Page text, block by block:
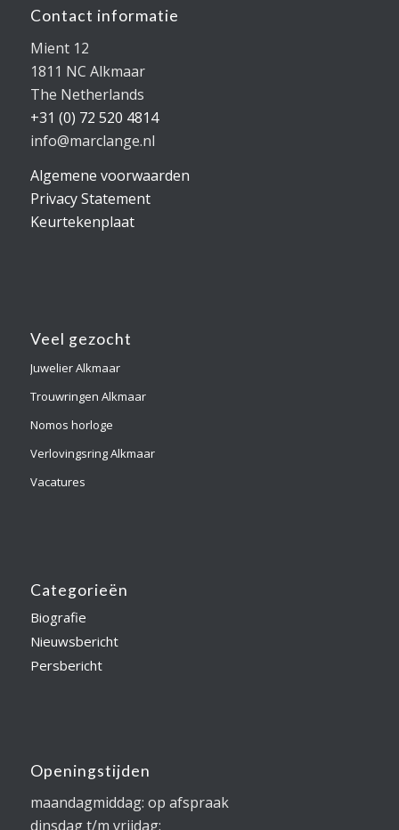
Contact informatie
Mient 12
1811 NC Alkmaar
The Netherlands
+31 (0) 72 520 4814
info@marclange.nl
Algemene voorwaarden
Privacy Statement
Keurtekenplaat
Veel gezocht
Juwelier Alkmaar
Trouwringen Alkmaar
Nomos horloge
Verlovingsring Alkmaar
Vacatures
Categorieën
Biografie
Nieuwsbericht
Persbericht
Openingstijden
maandagmiddag: op afspraak
dinsdag t/m vrijdag: